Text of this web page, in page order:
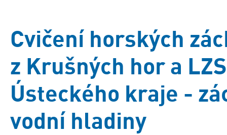
Cvičení horských
z Krušných hor a LZS
Ústeckého kraje -
vodní hladiny